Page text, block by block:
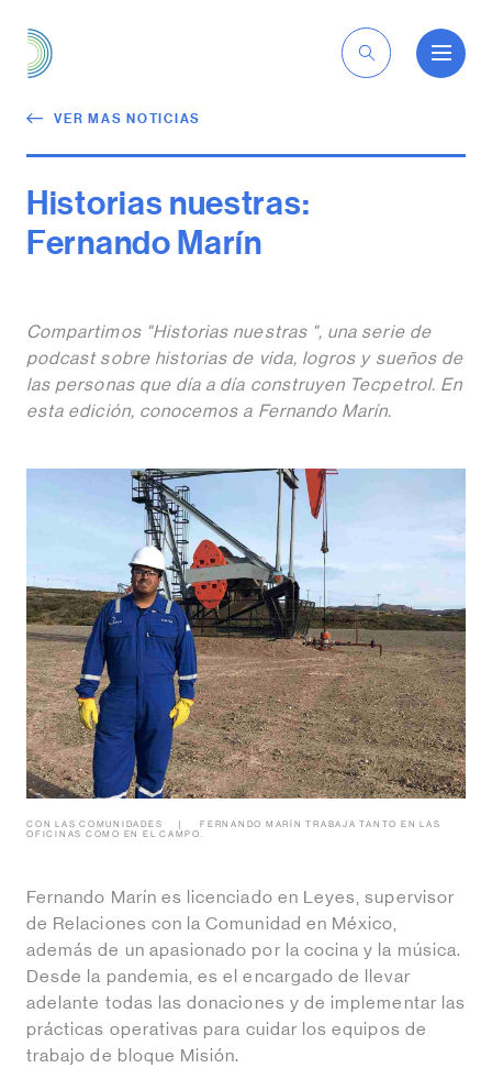
VER MAS NOTICIAS
Historias nuestras:
Fernando Marín
Compartimos "Historias nuestras ", una serie de
podcast sobre historias de vida, logros y sueños de
las personas que día a día construyen Tecpetrol. En
esta edición, conocemos a Fernando Marín.
CON LAS COMUNIDADES
FERNANDO MARÍN TRABAJA TANTO EN LAS
OFICINAS COMO EN EL CAMPO.
Fernando Marín es licenciado en Leyes, supervisor
de Relaciones con la Comunidad en México,
además de un apasionado por la cocina y la música.
Desde la pandemia, es el encargado de llevar
adelante todas las donaciones y de implementar las
prácticas operativas para cuidar los equipos de
trabajo de bloque Misión.